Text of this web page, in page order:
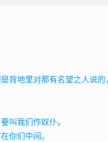
背地里对那有名望之人说
叫我们作奴仆。
你们中间。